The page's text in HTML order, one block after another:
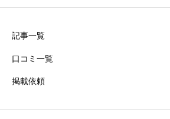
記事一覧
口コミ一覧
掲載依頼